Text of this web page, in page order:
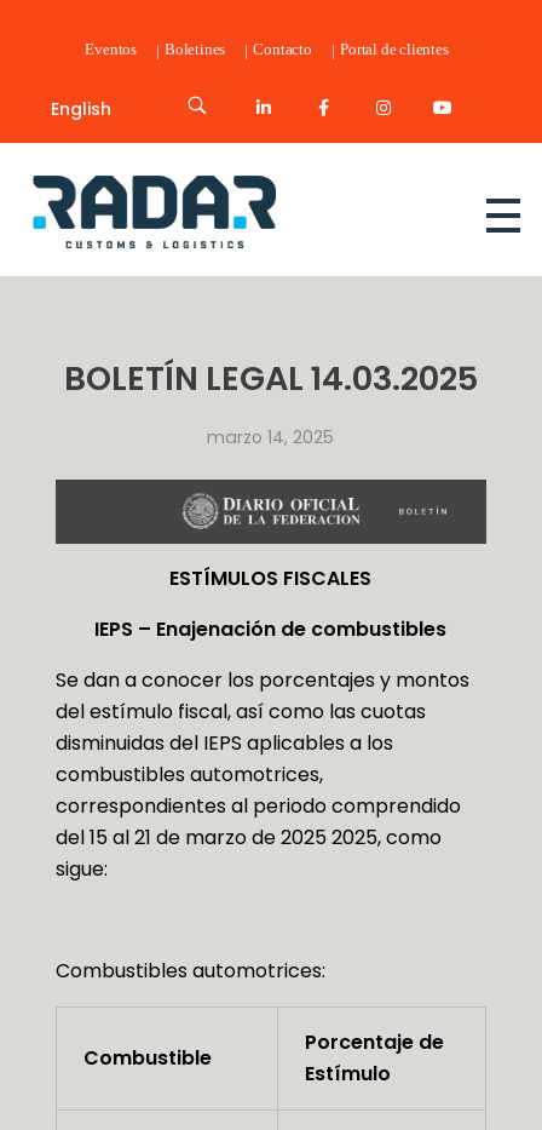
Eventos Boletines Contacto Portal de clientes
English
Radar Customs & Logistics
BOLETÍN LEGAL 14.03.2025
marzo 14, 2025
ESTÍMULOS FISCALES
IEPS – Enajenación de combustibles
Se dan a conocer los porcentajes y montos
del estímulo fiscal, así como las cuotas
disminuidas del IEPS aplicables a los
combustibles automotrices,
correspondientes al periodo comprendido
del 15 al 21 de marzo de 2025 2025, como
sigue:
Combustibles automotrices:
Combustible
Porcentaje de
Estímulo